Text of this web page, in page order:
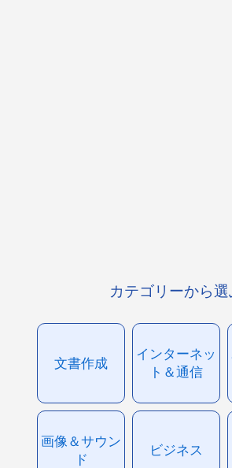
カテゴリーから選
文書作成
インターネッ
ト＆通信
画像＆サウン
ド
ビジネス